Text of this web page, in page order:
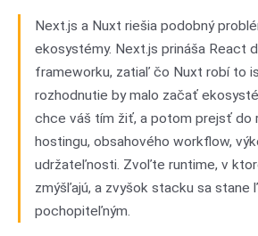
Next.js a Nuxt riešia podobný
ekosystémy. Next.js prináša React
frameworku, zatiaľ čo Nuxt robí to
rozhodnutie by malo začať
chce váš tím žiť, a potom prejsť do
hostingu, obsahového workflow,
udržateľnosti. Zvoľte runtime, v
zmýšľajú, a zvyšok stacku sa stane
pochopiteľným.